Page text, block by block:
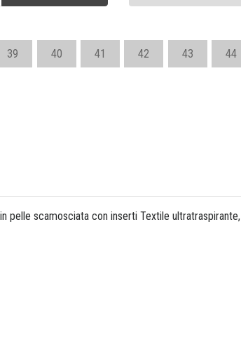
39 40 41 42 43 44
pelle scamosciata con inserti Textile ultratraspirante,